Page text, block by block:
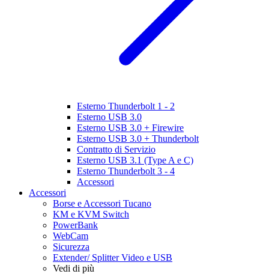
Esterno Thunderbolt 1 - 2
Esterno USB 3.0
Esterno USB 3.0 + Firewire
Esterno USB 3.0 + Thunderbolt
Contratto di Servizio
Esterno USB 3.1 (Type A e C)
Esterno Thunderbolt 3 - 4
Accessori
Accessori
Borse e Accessori Tucano
KM e KVM Switch
PowerBank
WebCam
Sicurezza
Extender/ Splitter Video e USB
Vedi di più